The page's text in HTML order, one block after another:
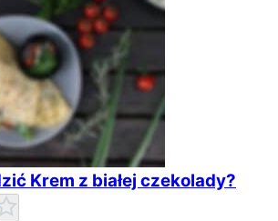
Krem z białej czekolady?